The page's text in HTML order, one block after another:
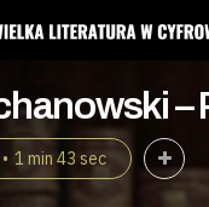
–
1 min 43 sec